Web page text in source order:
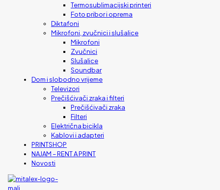
Termosublimacijski printeri
Foto pribor i oprema
Diktafoni
Mikrofoni, zvučnici i slušalice
Mikrofoni
Zvučnici
Slušalice
Soundbar
Dom i slobodno vrijeme
Televizori
Prečišćivači zraka i filteri
Prečišćivači zraka
Filteri
Električna bicikla
Kablovi i adapteri
PRINTSHOP
NAJAM – RENT A PRINT
Novosti